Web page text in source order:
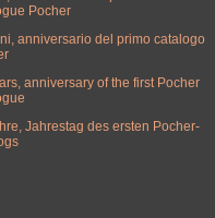
Pocher
anniversario del primo catalogo
anniversary of the first Pocher
Jahrestag des ersten Pocher-